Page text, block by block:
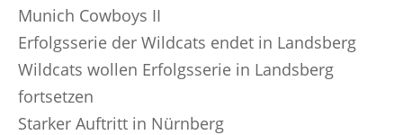
Munich Cowboys II
Erfolgsserie der Wildcats endet in Landsberg
Wildcats wollen Erfolgsserie in Landsberg
fortsetzen
Starker Auftritt in Nürnberg